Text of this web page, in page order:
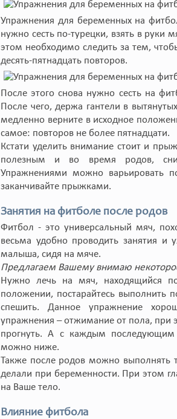
Упражнения для беременных на
нужно сесть по-турецки, взять в руки
этом необходимо следить за тем,
десять-пятнадцать повторов.
После этого снова нужно сесть на
После чего, держа гантели в
медленно верните в исходное
самое: повторов не более пятнадцати.
Кстати уделить внимание стоит и
полезным и во время родов,
Упражнениями можно варьировать
заканчивайте прыжками.
Занятия на фитболе после родов
Фитбол - это универсальный мяч,
весьма удобно проводить занятия
малыша, сидя на мяче.
Предлагаем Вашему внимаю
Нужно лечь на мяч, находящийся
положении, постарайтесь выполнить
спешить. Данное упражнение
упражнения – отжимание от пола,
прогнуть. А с каждым последующим
можно ниже.
Также после родов можно выполнять
делали при беременности. При этом
на Ваше тело.
Влияние фитбола